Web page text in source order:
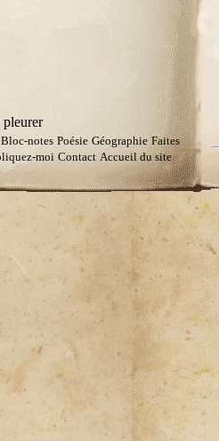
pleurer
Bloc-notes Poésie Géographie Faites
moi Contact Accueil du site